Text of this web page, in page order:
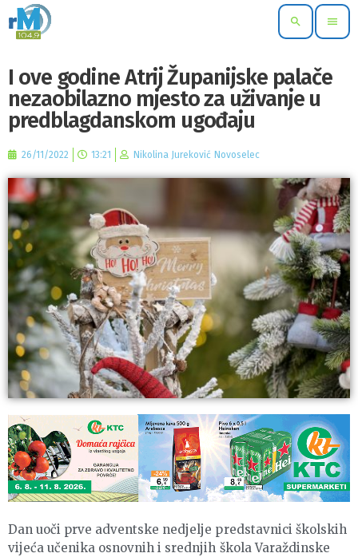
search menu
I ove godine Atrij Županijske palače
nezaobilazno mjesto za uživanje u
predblagdanskom ugođaju
26/11/2022 13:21 Nikolina Jureković Novoselec
Dan uoči prve adventske nedjelje predstavnici školskih
vijeća učenika osnovnih i srednjih škola Varaždinske